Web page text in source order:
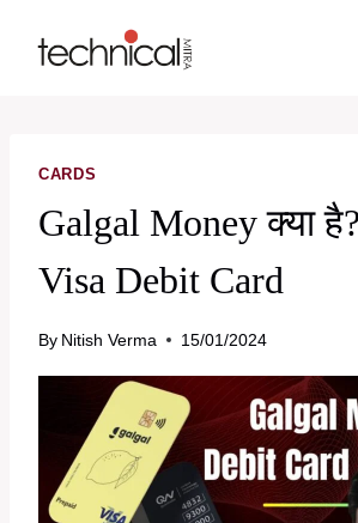
CARDS
Galgal Money क्या
Visa Debit Card
By Nitish Verma 15/01/2024